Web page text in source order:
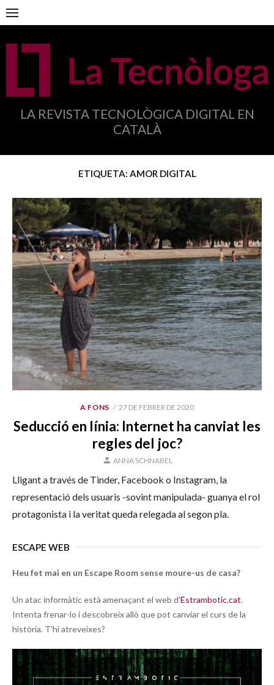
Anar
al
contingut
LA REVISTA TECNOLÒGICA DIGITAL EN
CATALÀ
ETIQUETA: AMOR DIGITAL
A FONS
PUBLICAT
27 DE FEBRER DE 2020
Seducció en línia: Internet ha canviat les
regles del joc?
AUTOR
ANNA SCHNABEL
Lligant a través de Tinder, Facebook o Instagram, la
representació dels usuaris -sovint manipulada- guanya el rol
protagonista i la veritat queda relegada al segon pla.
ESCAPE WEB
Heu fet mai en un Escape Room sense moure-us de casa?
Un atac informàtic està amenaçant el web d'Estrambotic.cat.
Intenta frenar-lo i descobreix allò que pot canviar el curs de la
història. T'hi atreveixes?